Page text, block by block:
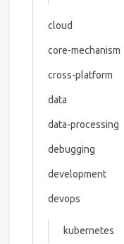
cloud
core-mechanism
cross-platform
data
data-processing
debugging
development
devops
kubernetes